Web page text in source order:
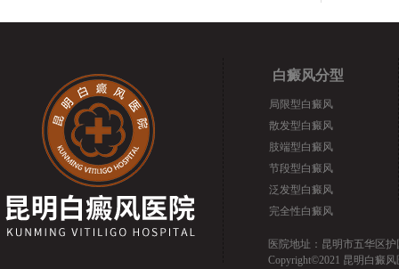
白癜风分型
局限型白癜风
散发型白癜风
肢端型白癜风
节段型白癜风
泛发型白癜风
完全性白癜风
医院地址：昆明市五华区护
Copyright©2021 昆明白癜风